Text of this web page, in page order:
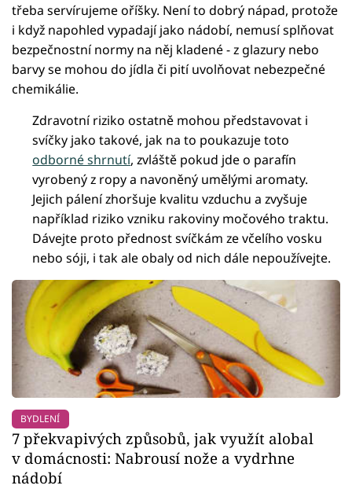
třeba servírujeme oříšky. Není to dobrý nápad, protože
i když napohled vypadají jako nádobí, nemusí splňovat
bezpečnostní normy na něj kladené - z glazury nebo
barvy se mohou do jídla či pití uvolňovat nebezpečné
chemikálie.
Zdravotní riziko ostatně mohou představovat i
svíčky jako takové, jak na to poukazuje toto
odborné shrnutí, zvláště pokud jde o parafín
vyrobený z ropy a navoněný umělými aromaty.
Jejich pálení zhoršuje kvalitu vzduchu a zvyšuje
například riziko vzniku rakoviny močového traktu.
Dávejte proto přednost svíčkám ze včelího vosku
nebo sóji, i tak ale obaly od nich dále nepoužívejte.
BYDLENÍ
7 překvapivých způsobů, jak využít alobal
v domácnosti: Nabrousí nože a vydrhne
nádobí